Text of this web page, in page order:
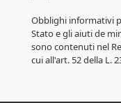
Obblighi informativi
Stato e gli aiuti de
sono contenuti nel
cui all'art. 52 della L.